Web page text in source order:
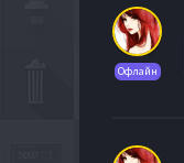
Офлайн